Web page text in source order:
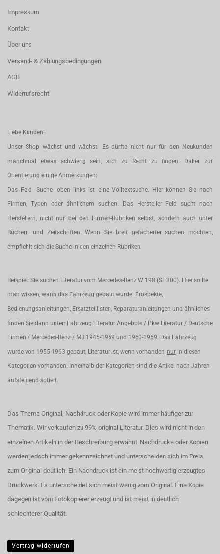
Impressum
Kontakt
Über uns
Versand- & Zahlungsbedingungen
AGB
Widerrufsrecht
Liebe Kunden!
Unser Shop wächst und wächst! Es dürfte nicht nur für den Neukunden
manchmal etwas schwierig sein, sich zu Recht zu finden. Daher zur
Orientierung einige Anmerkungen:
Das Feld -Suche- oben links ist eine Volltextsuche. Hier können Sie nach
Firmen, Typen oder ähnlichem suchen. Das Hersteller Feld sucht nach
Herstellern, nicht nur bei den Firmen-Rubriken selbst, sondern auch unter
Büchern und Zeitschriften. Wenn Sie breit gefächerter suchen möchten,
empfiehlt sich die Suche in den einzelnen Rubriken.
Beispiel: Sie suchen Literatur vom Mercedes-Benz W 198 (SL 300). Hier sollte
man wissen, wann das Fahrzeug gebaut wurde. Prospekte,
Bedienungsanleitungen, Ersatzteillisten, Reparaturanleitungen und ähnliches
finden Sie dann unter: Fahrzeug Literatur Angebote / Pkw Literatur / Deutsche
Firmen / Mercedes-Benz / MB 1945-1959 und 1960-1969. Das Fahrzeug
wurde von 1955-1963 gebaut, Literatur ist, wenn vorhanden, nur in diesen
Kategorien vorhanden. Innerhalb der Kategorien sind die Artikel nach Jahren
aufsteigend sotiert.
Das Thema Original, Nachdruck oder Kopie wird immer häufiger zur
Thematik. Wir verkaufen zu 99% original Literatur. Dies wird nicht in den
einzelnen Artikeln in der Beschreibung erwähnt. Nachdrucke oder Kopien
werden jedoch immer gekennzeichnet und unterscheiden sich im Preis
zum Original deutlich. Ein Nachdruck ist ein meist hochwertig erzeugtes
Druckwerk. Es unterscheidet sich meist wenig vom Original. Eine Kopie
dagegen ist vom Fotokopierer erzeugt und ist meist in deutlich
schlechterer Qualität.
Vertrag widerrufen